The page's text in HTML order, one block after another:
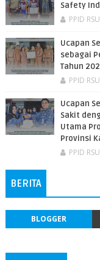
Safety
PPID
Ucapan
sebagai
Tahun
PPID
Ucapan
Sakit
Utama
Provinsi
PPID
BERITA
BLOGGER